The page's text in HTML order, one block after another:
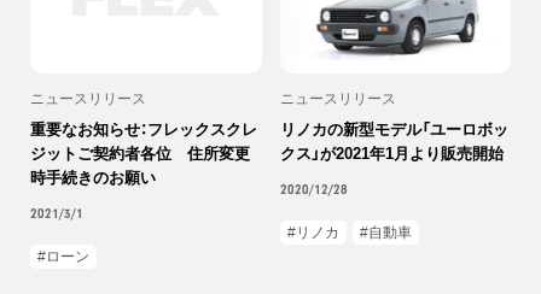
ニュースリリース
重要なお知らせ：フレックスクレ
ジットご契約者各位 住所変更
時手続きのお願い
2021/3/1
ローン
ニュースリリース
リノカの新型モデル「ユーロボッ
クス」が2021年1月より販売開始
2020/12/28
リノカ 自動車